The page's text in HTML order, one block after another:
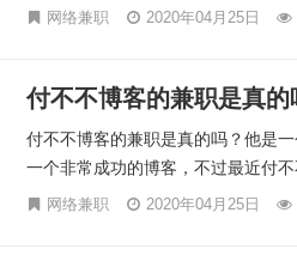
网络兼职 2020年04月25日
付不不博客的兼职是真的
付不不博客的兼职是真的吗？他是
一个非常成功的博客，不过最近付
网络兼职 2020年04月25日